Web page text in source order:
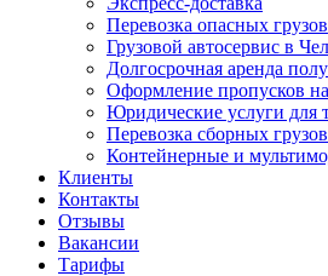
Перевозка опасных грузов
Грузовой автосервис в
Долгосрочная аренда
Оформление пропусков
Юридические услуги для
Перевозка сборных
Контейнерные и
Клиенты
Контакты
Отзывы
Вакансии
Тарифы